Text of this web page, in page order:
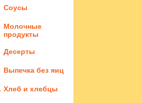
Соусы
Молочные
продукты
Десерты
Выпечка без яиц
Хлеб и хлебцы